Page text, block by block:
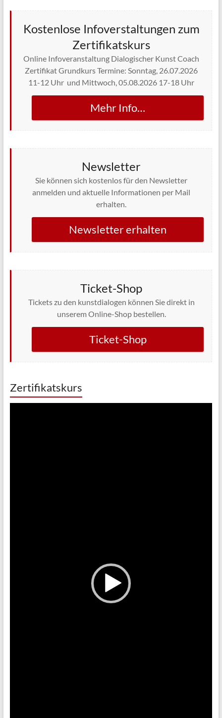
Kostenlose Infoverstaltungen zum
Zertifikatskurs
Online Infoveranstaltung Dialogischer Kunst Coach
Zertifikat Grundkurs Termine: Sonntag, 26.07.2026
11-12 Uhr und Mittwoch, 05.08.2026 17-18 Uhr
Mehr Info…
Newsletter
Sie können sich kostenlos für den Newsletter
anmelden und aktuelle Informationen per Mail
erhalten.
Newsletter erhalten
Ticket-Shop
Tickets zu den kunstdialogen können Sie direkt in
unserem Online-Shop bestellen.
Ticket-Shop
Zertifikatskurs